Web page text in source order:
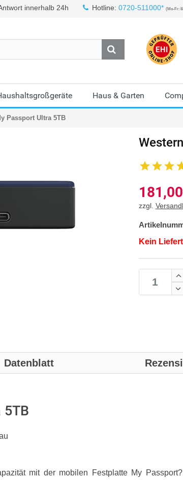
innerhalb 24h Hotline: 0720-511000* (Mo-Fr:
Haus & Garten
Passport Ultra 5TB
181,00
zzgl.
Kein
Datenblatt
mit der mobilen Festplatte My